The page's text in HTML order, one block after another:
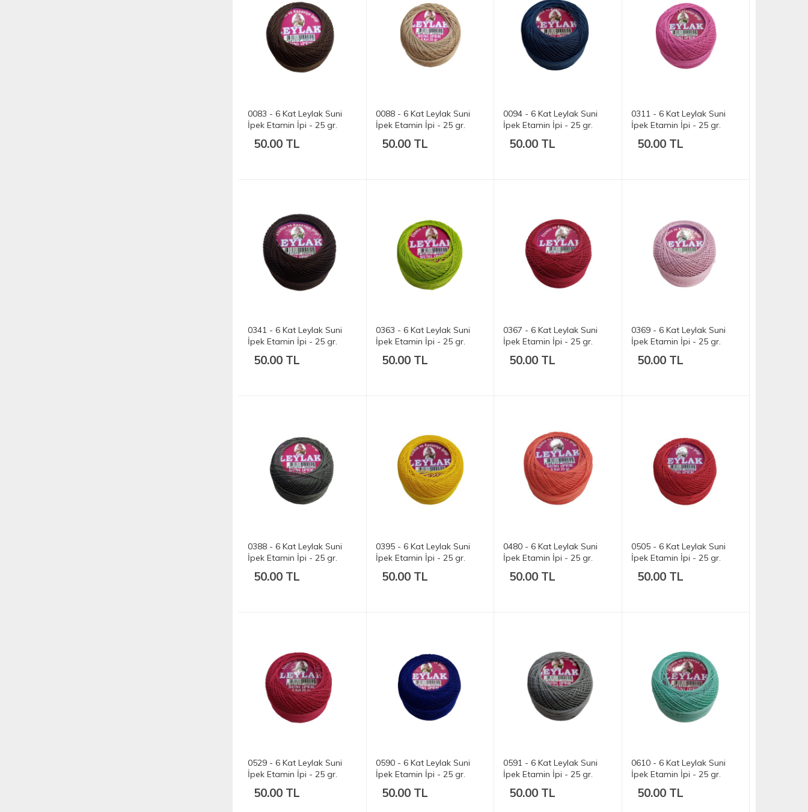
0083 - 6 Kat Leylak Suni
İpek Etamin İpi - 25 gr.
50.00 TL
0088 - 6 Kat Leylak Suni
İpek Etamin İpi - 25 gr.
50.00 TL
0094 - 6 Kat Leylak Suni
İpek Etamin İpi - 25 gr.
50.00 TL
0311 - 6 Kat Leylak Suni
İpek Etamin İpi - 25 gr.
50.00 TL
0341 - 6 Kat Leylak Suni
İpek Etamin İpi - 25 gr.
50.00 TL
0363 - 6 Kat Leylak Suni
İpek Etamin İpi - 25 gr.
50.00 TL
0367 - 6 Kat Leylak Suni
İpek Etamin İpi - 25 gr.
50.00 TL
0369 - 6 Kat Leylak Suni
İpek Etamin İpi - 25 gr.
50.00 TL
0388 - 6 Kat Leylak Suni
İpek Etamin İpi - 25 gr.
50.00 TL
0395 - 6 Kat Leylak Suni
İpek Etamin İpi - 25 gr.
50.00 TL
0480 - 6 Kat Leylak Suni
İpek Etamin İpi - 25 gr.
50.00 TL
0505 - 6 Kat Leylak Suni
İpek Etamin İpi - 25 gr.
50.00 TL
0529 - 6 Kat Leylak Suni
İpek Etamin İpi - 25 gr.
50.00 TL
0590 - 6 Kat Leylak Suni
İpek Etamin İpi - 25 gr.
50.00 TL
0591 - 6 Kat Leylak Suni
İpek Etamin İpi - 25 gr.
50.00 TL
0610 - 6 Kat Leylak Suni
İpek Etamin İpi - 25 gr.
50.00 TL